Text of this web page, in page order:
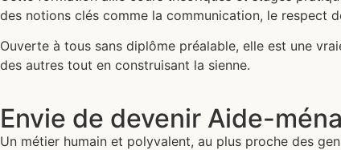
des notions clés comme la communication, le respect
Ouverte à tous sans diplôme préalable, elle est une
des autres tout en construisant la sienne.
Envie de devenir Aide-
Un métier humain et polyvalent, au plus proche des